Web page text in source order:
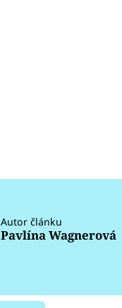
Autor článku
Pavlína Wagnerová